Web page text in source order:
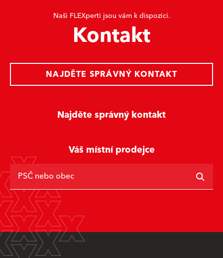
Naši FLEXperti jsou vám k dispozici.
Kontakt
Najděte správný kontakt
NAJDĚTE SPRÁVNÝ KONTAKT
Váš místní prodejce
PSČ nebo obec